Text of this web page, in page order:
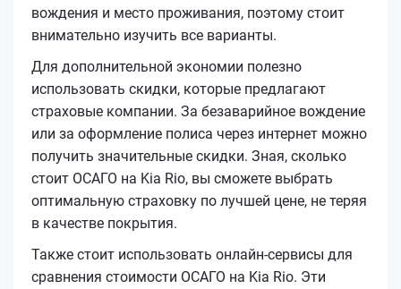
вождения и место проживания, поэтому стоит
внимательно изучить все варианты.
Для дополнительной экономии полезно
использовать скидки, которые предлагают
страховые компании. За безаварийное вождение
или за оформление полиса через интернет можно
получить значительные скидки. Зная, сколько
стоит ОСАГО на Kia Rio, вы сможете выбрать
оптимальную страховку по лучшей цене, не теряя
в качестве покрытия.
Также стоит использовать онлайн-сервисы для
сравнения стоимости ОСАГО на Kia Rio. Эти